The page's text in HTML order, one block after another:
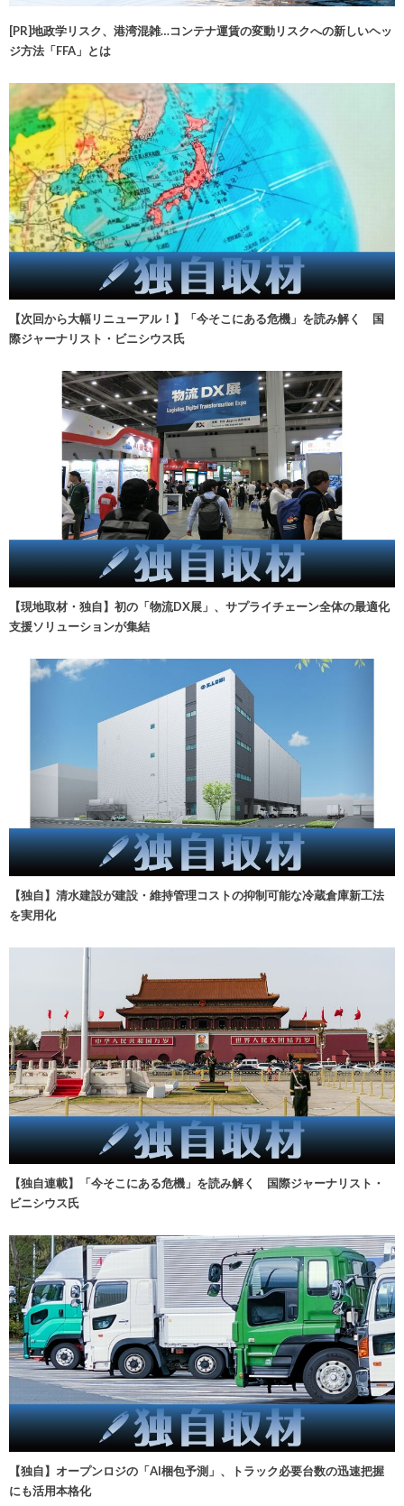
[PR]地政学リスク、港湾混雑…コンテナ運賃の変動リスクへの新しいヘッ
ジ方法「FFA」とは
【次回から大幅リニューアル！】「今そこにある危機」を読み解く 国
際ジャーナリスト・ビニシウス氏
【現地取材・独自】初の「物流DX展」、サプライチェーン全体の最適化
支援ソリューションが集結
【独自】清水建設が建設・維持管理コストの抑制可能な冷蔵倉庫新工法
を実用化
【独自連載】「今そこにある危機」を読み解く 国際ジャーナリスト・
ビニシウス氏
【独自】オープンロジの「AI梱包予測」、トラック必要台数の迅速把握
にも活用本格化